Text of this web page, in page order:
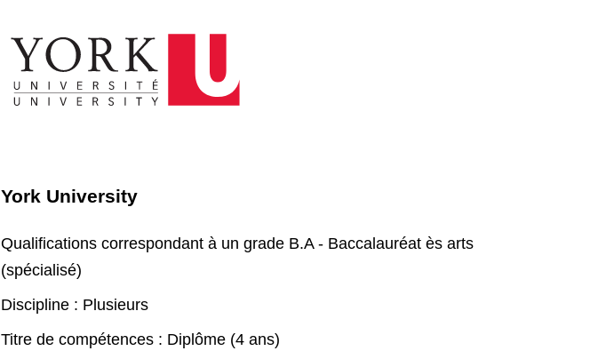
York University
Qualifications correspondant à un grade B.A - Baccalauréat ès arts
(spécialisé)
Discipline : Plusieurs
Titre de compétences : Diplôme (4 ans)